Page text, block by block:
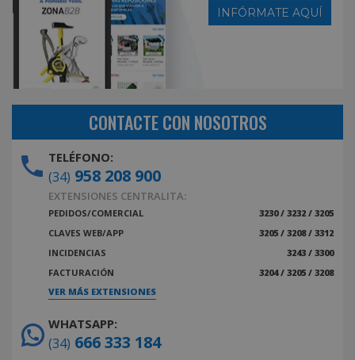
INFÓRMATE AQUÍ
CONTACTE CON NOSOTROS
TELÉFONO:
(34) 958 208 900
EXTENSIONES CENTRALITA:
PEDIDOS/COMERCIAL
3230 / 3232 / 3205
CLAVES WEB/APP
3205 / 3208 / 3312
INCIDENCIAS
3243 / 3300
FACTURACIÓN
3204 / 3205 / 3208
VER MÁS EXTENSIONES
WHATSAPP:
(34) 666 333 184